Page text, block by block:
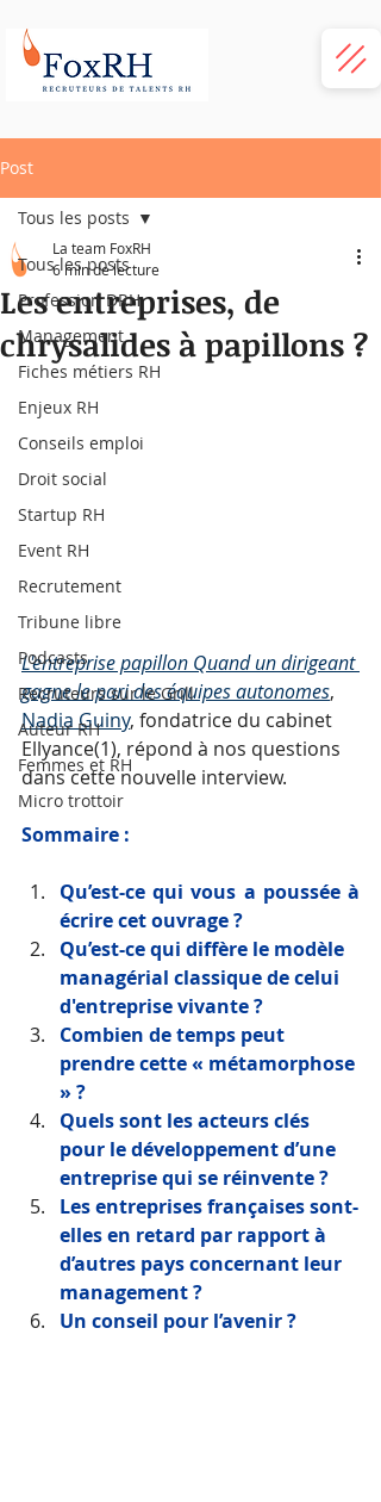
Post
Tous les posts
Profession DRH
Management
Fiches métiers RH
Enjeux RH
Conseils emploi
Droit social
Startup RH
Event RH
Recrutement
Tribune libre
Podcasts
Recruteurs sur le Grill
Auteur RH
Femmes et RH
Micro trottoir
Tous les posts
Les entreprises, de
chrysalides à papillons ?
La team FoxRH
6 min de lecture
L'entreprise papillon Quand un dirigeant
gagne le pari des équipes autonomes,
Nadia Guiny, fondatrice du cabinet
Ellyance(1), répond à nos questions
dans cette nouvelle interview.
Sommaire :
Qu’est-ce qui vous a poussée à
écrire cet ouvrage ?
Qu’est-ce qui diffère le modèle
managérial classique de celui
d'entreprise vivante ?
Combien de temps peut
prendre cette « métamorphose
» ?
Quels sont les acteurs clés
pour le développement d’une
entreprise qui se réinvente ?
Les entreprises françaises sont-
elles en retard par rapport à
d’autres pays concernant leur
management ?
Un conseil pour l’avenir ?